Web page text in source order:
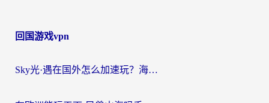
回国游戏vpn
Sky光·遇在国外怎么加速玩？海外党亲测有效的国服游戏加速指南